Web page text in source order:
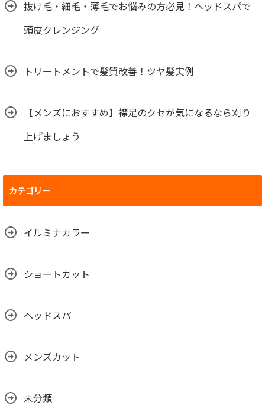
抜け毛・細毛・薄毛でお悩みの方必見！ヘッドスパで
頭皮クレンジング
トリートメントで髪質改善！ツヤ髪実例
【メンズにおすすめ】襟足のクセが気になるなら刈り
上げましょう
カテゴリー
イルミナカラー
ショートカット
ヘッドスパ
メンズカット
未分類